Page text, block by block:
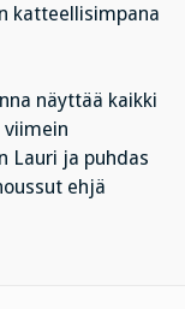
katteellisimpana
näyttää kaikki
viimein
Lauri ja puhdas
ehjä